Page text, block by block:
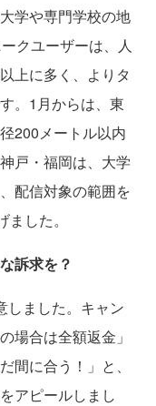
学や専門学校の地
クユーザーは、人
上に多く、よりタ
。1月からは、東
200メートル以内
戸・福岡は、大学
配信対象の範囲を
した。
訴求を？
しました。キャン
場合は全額返金」
間に合う！」と、
アピールしまし